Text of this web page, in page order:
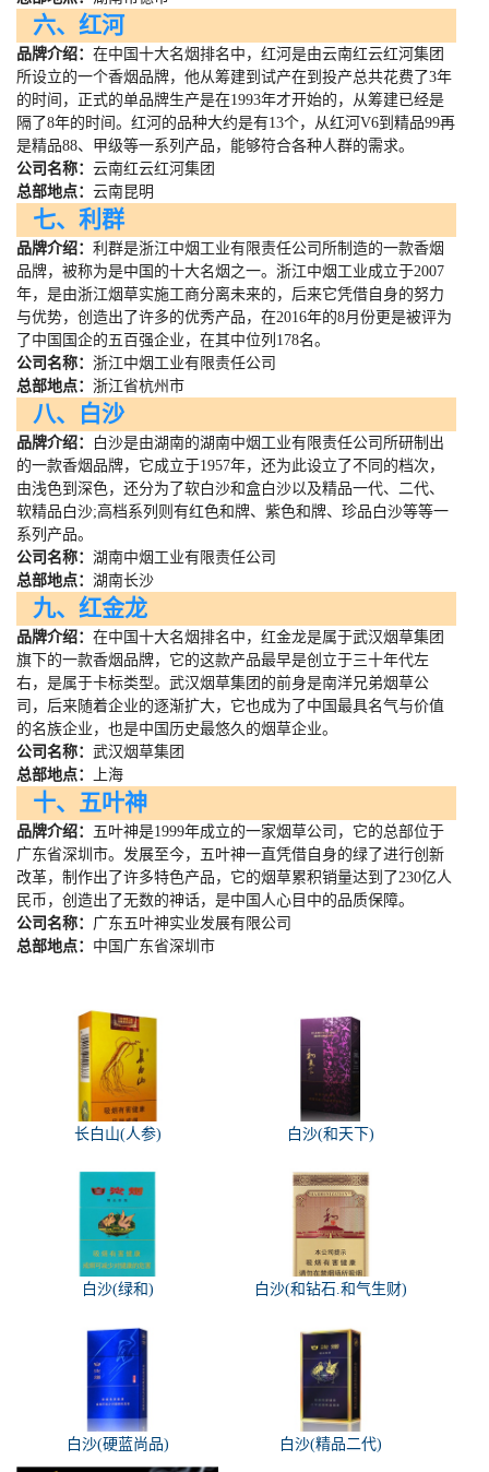
六、红河
品牌介绍： 在中国十大名烟排名中，红河是由云南红云红河集团
所设立的一个香烟品牌，他从筹建到试产在到投产总共花费了3年
的时间，正式的单品牌生产是在1993年才开始的，从筹建已经是
隔了8年的时间。红河的品种大约是有13个，从红河 V6到精品99再
是精品88、甲级等一系列产品，能够符合各种人群的需求。
公司名称： 云南红云红河集团
总部地点： 云南昆明
七、利群
品牌介绍： 利群是浙江中烟工业有限责任公司所制造的一款香烟
品牌，被称为是中国的十大名烟之一。浙江中烟工业成立于2007
年，是由浙江烟草实施工商分离未来的，后来它凭借自身的努力
与优势，创造出了许多的优秀产品，在2016年的8月份更是被评为
了中国国企的五百强企业，在其中位列 178名。
公司名称： 浙江中烟工业有限责任公司
总部地点： 浙江省杭州市
八、白沙
品牌介绍：
白沙是由湖南的湖南中烟工业有限责任公司所研制出
的一款香烟品牌，它成立于1957年，还为此设立了不同的档次，
由浅色到深色，还分为了软白沙和盒白沙以及精品一代、二代、
软精品白沙;高档系列则有红色和牌、紫色和牌、珍品白沙等等一
系列产品。
公司名称： 湖南中烟工业有限责任公司
总部地点： 湖南长沙
九、红金龙
品牌介绍： 在中国十大名烟排名中，红金龙是属于武汉烟草集团
旗下的一款香烟品牌，它的这款产品最早是创立于三十年代左
右，是属于卡标类型。武汉烟草集团的前身是南洋兄弟烟草公
司，后来随着企业的逐渐扩大，它也成为了中国最具名气与价值
的名族企业，也是中国历史最悠久的烟草企业。
公司名称： 武汉烟草集团
总部地点：
上海
十、五叶神
品牌介绍： 五叶神是1999年成立的一家烟草公司，它的总部位于
广东省深圳市。发展至今，五叶神一直凭借自身的绿了进行创新
改革，制作出了许多特色产品，它的烟草累积销量达到了230亿人
民币，创造出了无数的神话，是中国人心目中的品质保障。
公司名称： 广东五叶神实业发展有限公司
总部地点： 中国广东省深圳市
长白山(人参) 白沙(和天下)
白沙(绿和) 白沙(和钻石.和气生财)
白沙(硬蓝尚品) 白沙(精品二代)